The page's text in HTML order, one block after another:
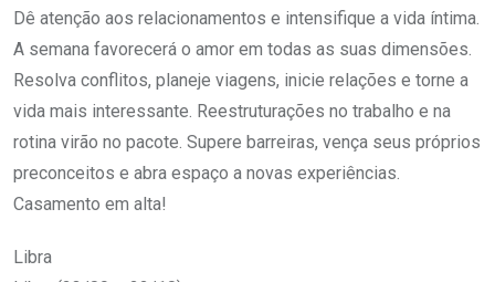
Dê atenção aos relacionamentos e intensifique a vida íntima.
A semana favorecerá o amor em todas as suas dimensões.
Resolva conflitos, planeje viagens, inicie relações e torne a
vida mais interessante. Reestruturações no trabalho e na
rotina virão no pacote. Supere barreiras, vença seus próprios
preconceitos e abra espaço a novas experiências.
Casamento em alta!
Libra